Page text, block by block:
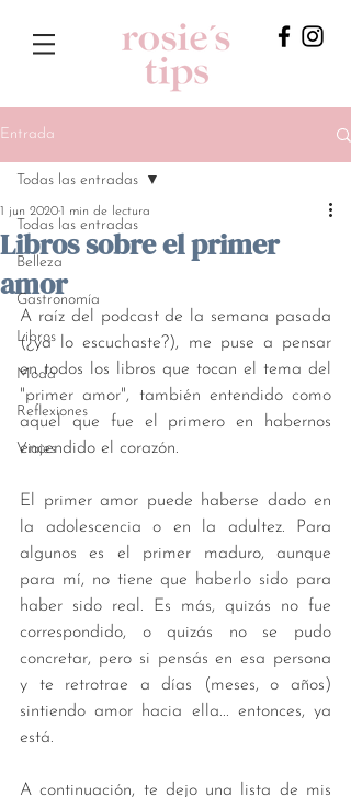
Entrada
Todas las entradas
Belleza
Gastronomía
Libros
Moda
Reflexiones
Viajes
Todas las entradas
Libros sobre el primer
amor
1 jun 20201 min de lectura
A raíz del podcast de la semana pasada
(¿ya lo escuchaste?), me puse a pensar
en todos los libros que tocan el tema del
"primer amor", también entendido como
aquel que fue el primero en habernos
encendido el corazón.
El primer amor puede haberse dado en
la adolescencia o en la adultez. Para
algunos es el primer maduro, aunque
para mí, no tiene que haberlo sido para
haber sido real. Es más, quizás no fue
correspondido, o quizás no se pudo
concretar, pero si pensás en esa persona
y te retrotrae a días (meses, o años)
sintiendo amor hacia ella... entonces, ya
está.
A continuación, te dejo una lista de mis